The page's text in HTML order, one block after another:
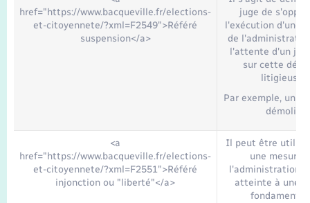
href="https://www.bacqueville.fr/elections-
et-citoyennete/?xml=F2549">Référé
suspension</a>
juge de
l'exécution d'une
de
l'attente d'un
sur cette
litigieuse.
Par exemple, un
démolir.
<a
href="https://www.bacqueville.fr/elections-
et-citoyennete/?xml=F2551">Référé
injonction ou "liberté"</a>
Il peut être
une mesure
l'administration
atteinte à une